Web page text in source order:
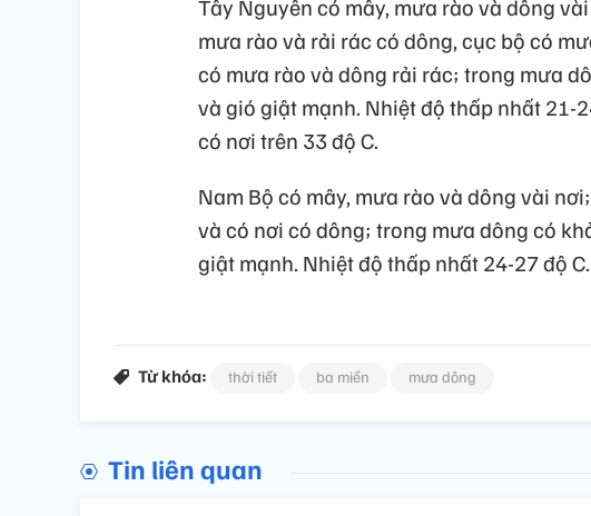
Tây Nguyên có mây, mưa rào và dông
mưa rào và rải rác có dông, cục bộ có
có mưa rào và dông rải rác; trong mưa
và gió giật mạnh. Nhiệt độ thấp nhất 21-
có nơi trên 33 độ C.
Nam Bộ có mây, mưa rào và dông vài
và có nơi có dông; trong mưa dông có
giật mạnh. Nhiệt độ thấp nhất 24-27 độ
Từ khóa: thời tiết ba miền mưa dông
Tin liên quan